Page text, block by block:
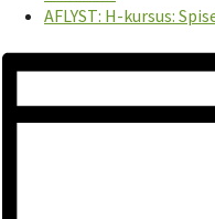
AFLYST: H-kursus: